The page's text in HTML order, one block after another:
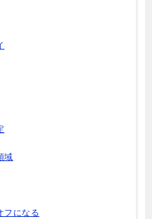
域
フになる